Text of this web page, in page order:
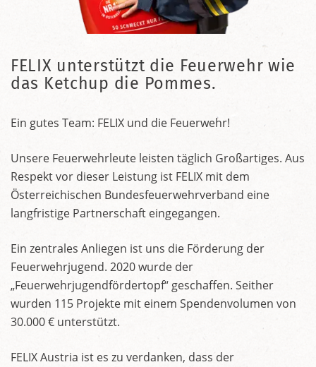
FELIX unterstützt die Feuerwehr wie
das Ketchup die Pommes.
Ein gutes Team: FELIX und die Feuerwehr!
Unsere Feuerwehrleute leisten täglich Großartiges. Aus
Respekt vor dieser Leistung ist FELIX mit dem
Österreichischen Bundesfeuerwehrverband eine
langfristige Partnerschaft eingegangen.
Ein zentrales Anliegen ist uns die Förderung der
Feuerwehrjugend. 2020 wurde der
„Feuerwehrjugendfördertopf“ geschaffen. Seither
wurden 115 Projekte mit einem Spendenvolumen von
30.000 € unterstützt.
FELIX Austria ist es zu verdanken, dass der